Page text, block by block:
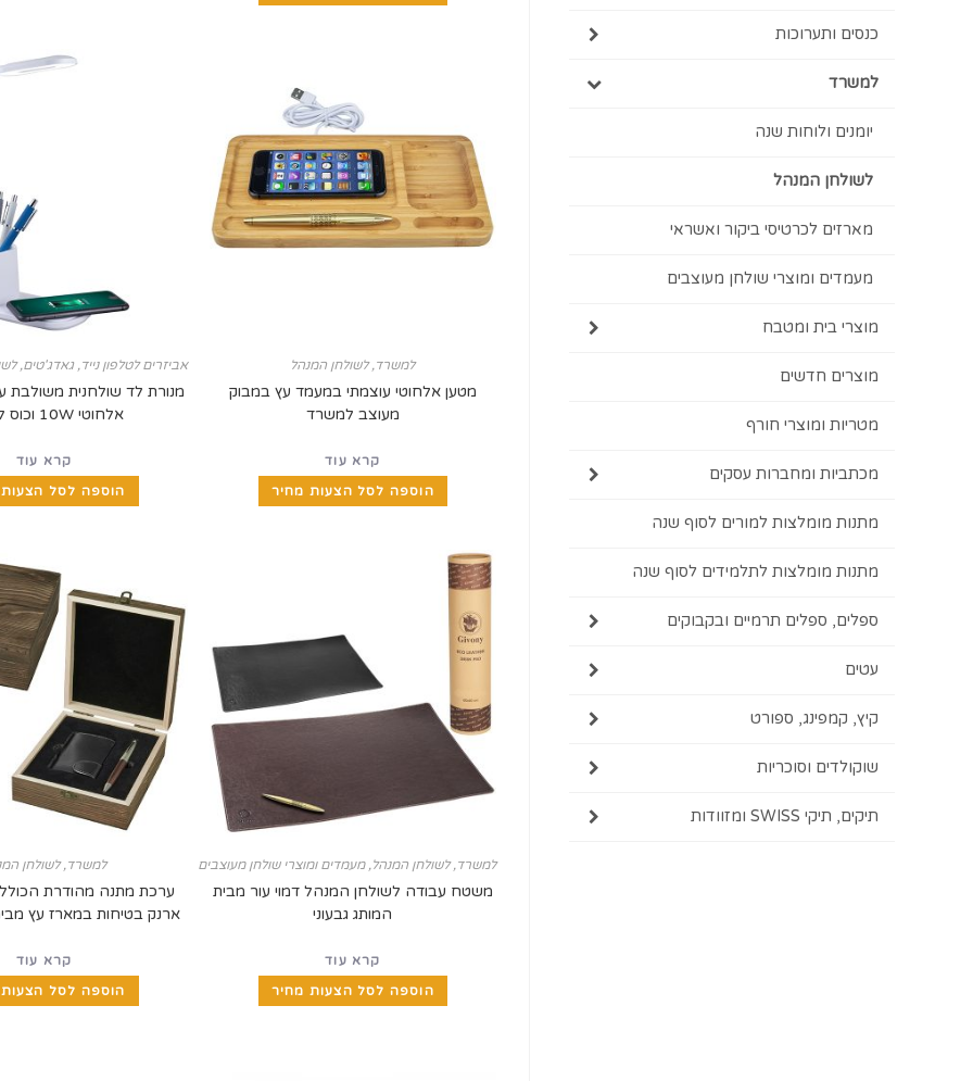
למשרד ,לשולחן המנהל
מטען אלחוטי עוצמתי במעמד עץ במבוק
מעוצב למשרד
קרא עוד
הוספה לסל הצעות מחיר
אביזרים לטלפון נייד ,גאדג'טים ,
מנורת לד שולחנית משולבת
אלחוטי 10W וכוס לעטים
קרא עוד
הוספה לסל
למשרד,לשולחן המנהל,מעמדים ומוצרי שולחן מעוצבים
משטח עבודה לשולחן המנהל דמוי עור מבית
המותג גבעוני
קרא עוד
הוספה לסל הצעות מחיר
למשרד,לשולחן
ארנק בטיחות במארז עץ
קרא עוד
הוספה לסל
כנסים ותערוכות
למשרד
יומנים ולוחות שנה
לשולחן המנהל
מארזים לכרטיסי ביקור ואשראי
מעמדים ומוצרי שולחן מעוצבים
מוצרי בית ומטבח
מוצרים חדשים
מטריות ומוצרי חורף
מכתביות ומחברות עסקים
מתנות מומלצות למורים לסוף שנה
מתנות מומלצות לתלמידים לסוף שנה
ספלים, ספלים תרמיים ובקבוקים
עטים
קיץ, קמפינג, ספורט
שוקולדים וסוכריות
תיקים, תיקי SWISS ומזוודות